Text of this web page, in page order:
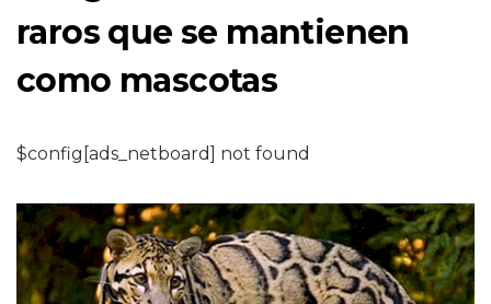
raros que se mantienen
como mascotas
$config[ads_netboard] not found